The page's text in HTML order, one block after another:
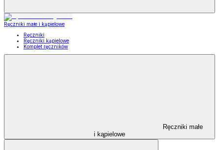
Ręczniki małe i kąpielowe
Ręczniki
Ręczniki kąpielowe
Komplet ręczników
Ręczniki małe
i kąpielowe